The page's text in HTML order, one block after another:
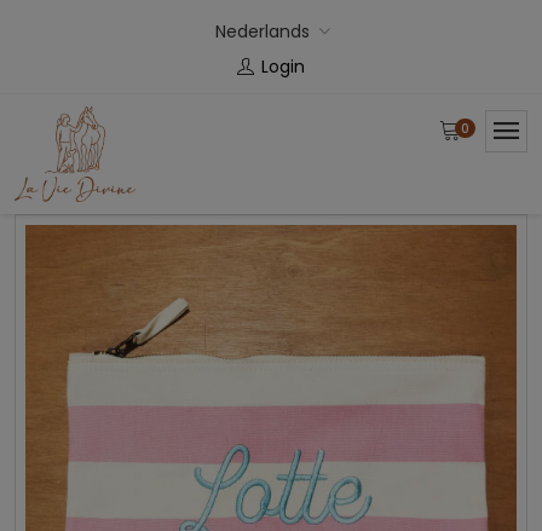
Nederlands
Login
0